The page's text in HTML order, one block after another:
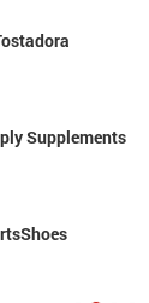
Supplements